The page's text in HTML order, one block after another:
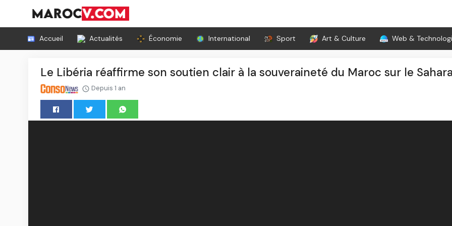
Accueil Actualités Économie International Sport Art & Culture Web &
Le Libéria réaffirme son soutien clair à la souveraineté du Maroc sur le
Depuis 1 an